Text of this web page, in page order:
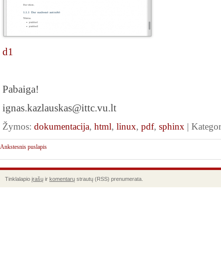
d1
Pabaiga!
ignas.kazlauskas@ittc.vu.lt
Žymos: dokumentacija, html, linux, pdf, sphinx |
Ankstesnis puslapis
Tinklalapio įrašų ir komentarų strautų (RSS) prenumerata.